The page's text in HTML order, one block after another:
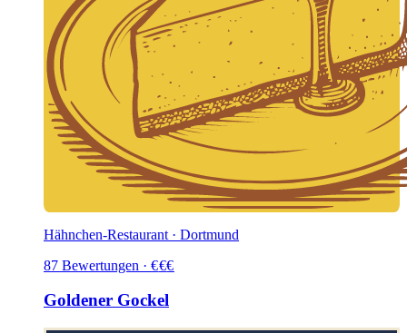
Hähnchen-Restaurant · Dortmund
87 Bewertungen · €€€
Goldener Gockel